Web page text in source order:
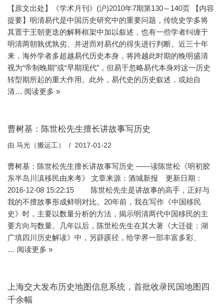
【原文出处】《学术月刊》(沪)2010年7期第130～140页 【内容
提要】明清易代是中国历史研究中的重要问题，传统史学多将
其置于王朝更迭的解释框架中加以叙述，也有一些学者纠缠于
明清两朝孰优孰劣、并进而对易代的得失进行判断。近三十年
来，海外学者多超越易代历史本身，将跨越此时期的晚明盛清
视为“帝制晚期”或“早期现代”，但易于忽略易代本身对这一历史
转型期所起的重大作用。此外，易代史的历史叙述，或始自
清… 阅读更多 »
曹树基：陈世松先生擅长讲故事写历史
由 马光（搬运工） 2017-01-22
曹树基：陈世松先生擅长讲故事写历史 ——读陈世松《明初胶
东半岛川滇移民由来考》 文章来源：酒城新报 更新日期：
2016-12-08 15:22:15 陈世松先生是讲故事的高手，正好与
我的不擅故事形成鲜明对比。20年前，我在写作《中国移民
史》时，主要以数量分析的方法，揭示明清两代中国移民的主
要方向与数量。几年以后，陈世松先生在其大著《大迁徙：湖
广填四川历史解读》中，另辟蹊径，给学界一部丰富多彩、
… 阅读更多 »
上海交大发布历史地图信息系统，首批收录民国地图四
千余幅